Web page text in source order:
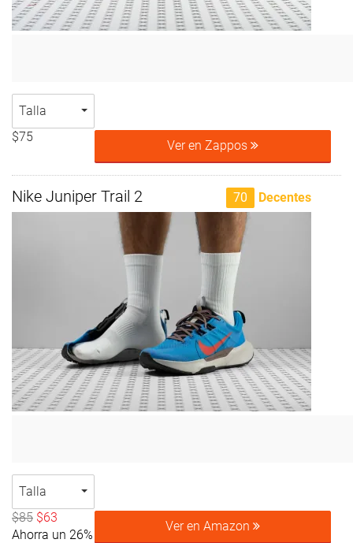
Talla
$75
Ver en Zappos
Nike Juniper Trail 2 70 Decentes
Talla
$85 $63
Ahorra un 26%
Ver en Amazon